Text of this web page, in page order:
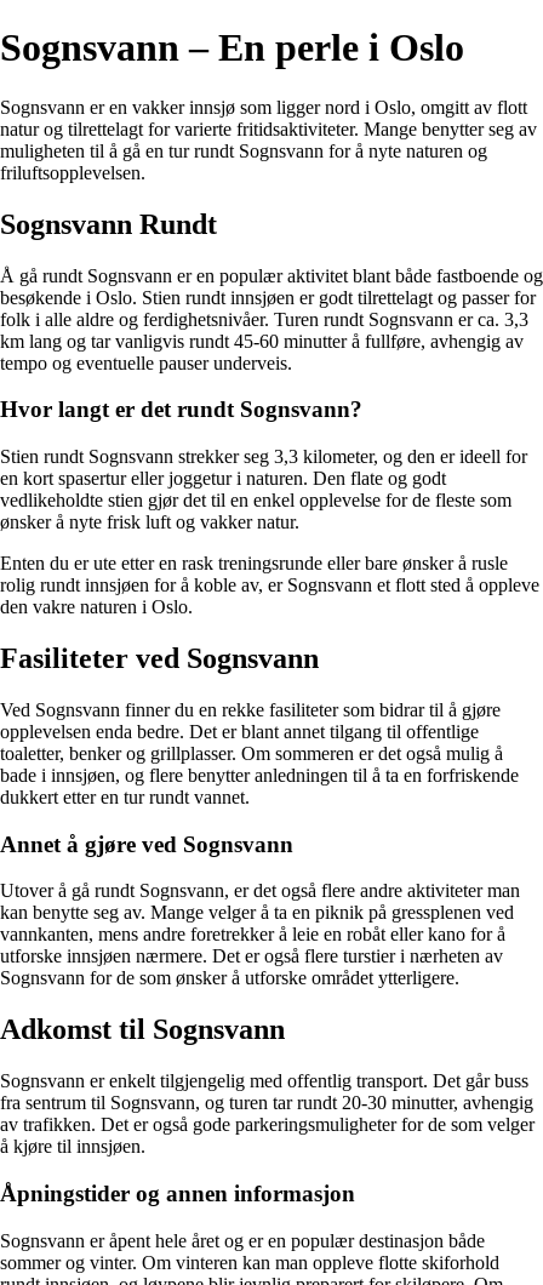
Sognsvann – En perle i Oslo
Sognsvann er en vakker innsjø som ligger nord i Oslo, omgitt av flott
natur og tilrettelagt for varierte fritidsaktiviteter. Mange benytter seg av
muligheten til å gå en tur rundt Sognsvann for å nyte naturen og
friluftsopplevelsen.
Sognsvann Rundt
Å gå rundt Sognsvann er en populær aktivitet blant både fastboende og
besøkende i Oslo. Stien rundt innsjøen er godt tilrettelagt og passer for
folk i alle aldre og ferdighetsnivåer. Turen rundt Sognsvann er ca. 3,3
km lang og tar vanligvis rundt 45-60 minutter å fullføre, avhengig av
tempo og eventuelle pauser underveis.
Hvor langt er det rundt Sognsvann?
Stien rundt Sognsvann strekker seg 3,3 kilometer, og den er ideell for
en kort spasertur eller joggetur i naturen. Den flate og godt
vedlikeholdte stien gjør det til en enkel opplevelse for de fleste som
ønsker å nyte frisk luft og vakker natur.
Enten du er ute etter en rask treningsrunde eller bare ønsker å rusle
rolig rundt innsjøen for å koble av, er Sognsvann et flott sted å oppleve
den vakre naturen i Oslo.
Fasiliteter ved Sognsvann
Ved Sognsvann finner du en rekke fasiliteter som bidrar til å gjøre
opplevelsen enda bedre. Det er blant annet tilgang til offentlige
toaletter, benker og grillplasser. Om sommeren er det også mulig å
bade i innsjøen, og flere benytter anledningen til å ta en forfriskende
dukkert etter en tur rundt vannet.
Annet å gjøre ved Sognsvann
Utover å gå rundt Sognsvann, er det også flere andre aktiviteter man
kan benytte seg av. Mange velger å ta en piknik på gressplenen ved
vannkanten, mens andre foretrekker å leie en robåt eller kano for å
utforske innsjøen nærmere. Det er også flere turstier i nærheten av
Sognsvann for de som ønsker å utforske området ytterligere.
Adkomst til Sognsvann
Sognsvann er enkelt tilgjengelig med offentlig transport. Det går buss
fra sentrum til Sognsvann, og turen tar rundt 20-30 minutter, avhengig
av trafikken. Det er også gode parkeringsmuligheter for de som velger
å kjøre til innsjøen.
Åpningstider og annen informasjon
Sognsvann er åpent hele året og er en populær destinasjon både
sommer og vinter. Om vinteren kan man oppleve flotte skiforhold